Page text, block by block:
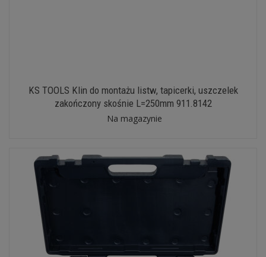
KS TOOLS Klin do montażu listw, tapicerki, uszczelek
zakończony skośnie L=250mm 911.8142
Na magazynie